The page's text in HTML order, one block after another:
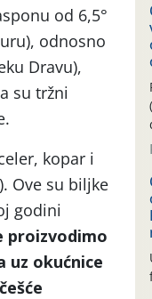
od 6,5°
odnosno
Dravu),
su tržni
kopar i
). Ove su biljke
godini
proizvodimo
uz okućnice